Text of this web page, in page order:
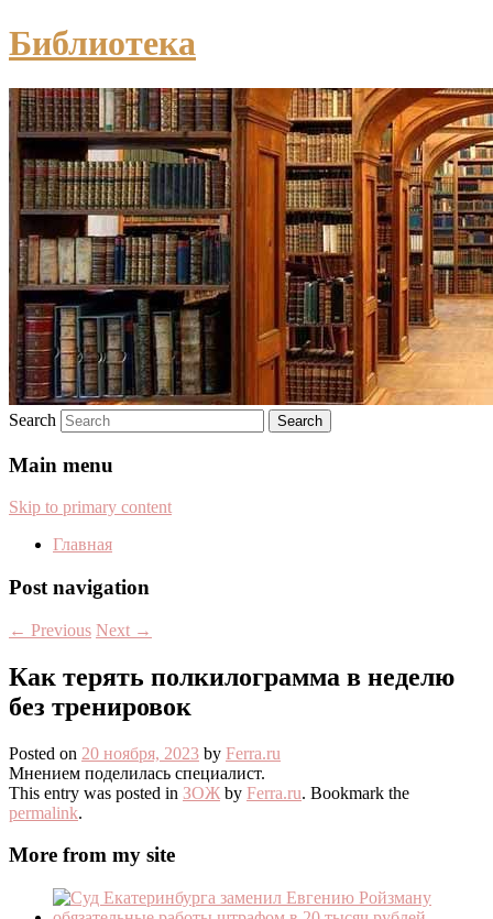
Библиотека
Search
Main menu
Skip to primary content
Главная
Post navigation
← Previous Next →
Как терять полкилограмма в неделю
без тренировок
Posted on 20 ноября, 2023 by Ferra.ru
Мнением поделилась специалист.
This entry was posted in ЗОЖ by Ferra.ru. Bookmark the
permalink.
More from my site